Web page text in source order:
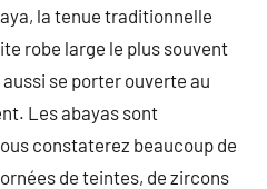
la tenue traditionnelle
robe large le plus souvent
se porter ouverte au
Les abayas sont
constaterez beaucoup de
de teintes, de zircons